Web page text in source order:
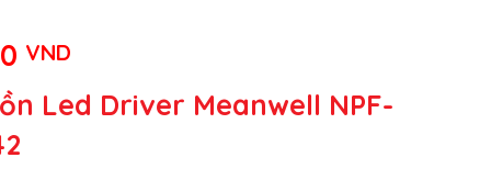
VND
Led Driver Meanwell NPF-